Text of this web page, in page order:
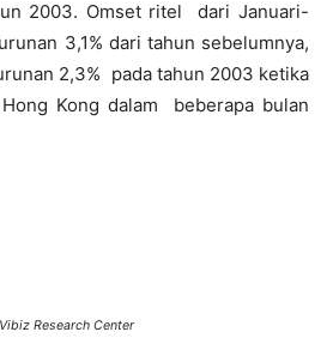
2003. Omset ritel dari Januari-
3,1% dari tahun sebelumnya,
2,3% pada tahun 2003 ketika
Kong dalam beberapa bulan
Research Center